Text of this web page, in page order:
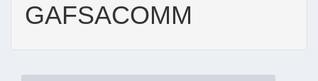
GAFSACOMM